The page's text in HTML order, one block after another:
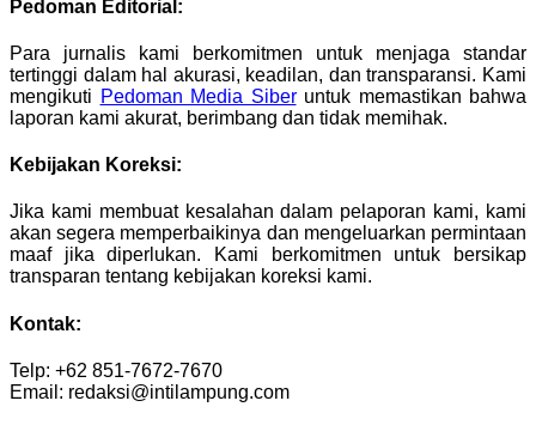
Pedoman Editorial:
Para jurnalis kami berkomitmen untuk menjaga standar
tertinggi dalam hal akurasi, keadilan, dan transparansi. Kami
mengikuti Pedoman Media Siberuntuk memastikan bahwa
laporan kami akurat, berimbang dan tidak memihak.
Kebijakan Koreksi:
Jika kami membuat kesalahan dalam pelaporan kami, kami
akan segera memperbaikinya dan mengeluarkan permintaan
maaf jika diperlukan. Kami berkomitmen untuk bersikap
transparan tentang kebijakan koreksi kami.
Kontak:
Telp: +62 851-7672-7670
Email: redaksi@intilampung.com